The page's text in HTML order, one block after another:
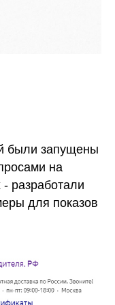
были запущены
на
разработали
для показов